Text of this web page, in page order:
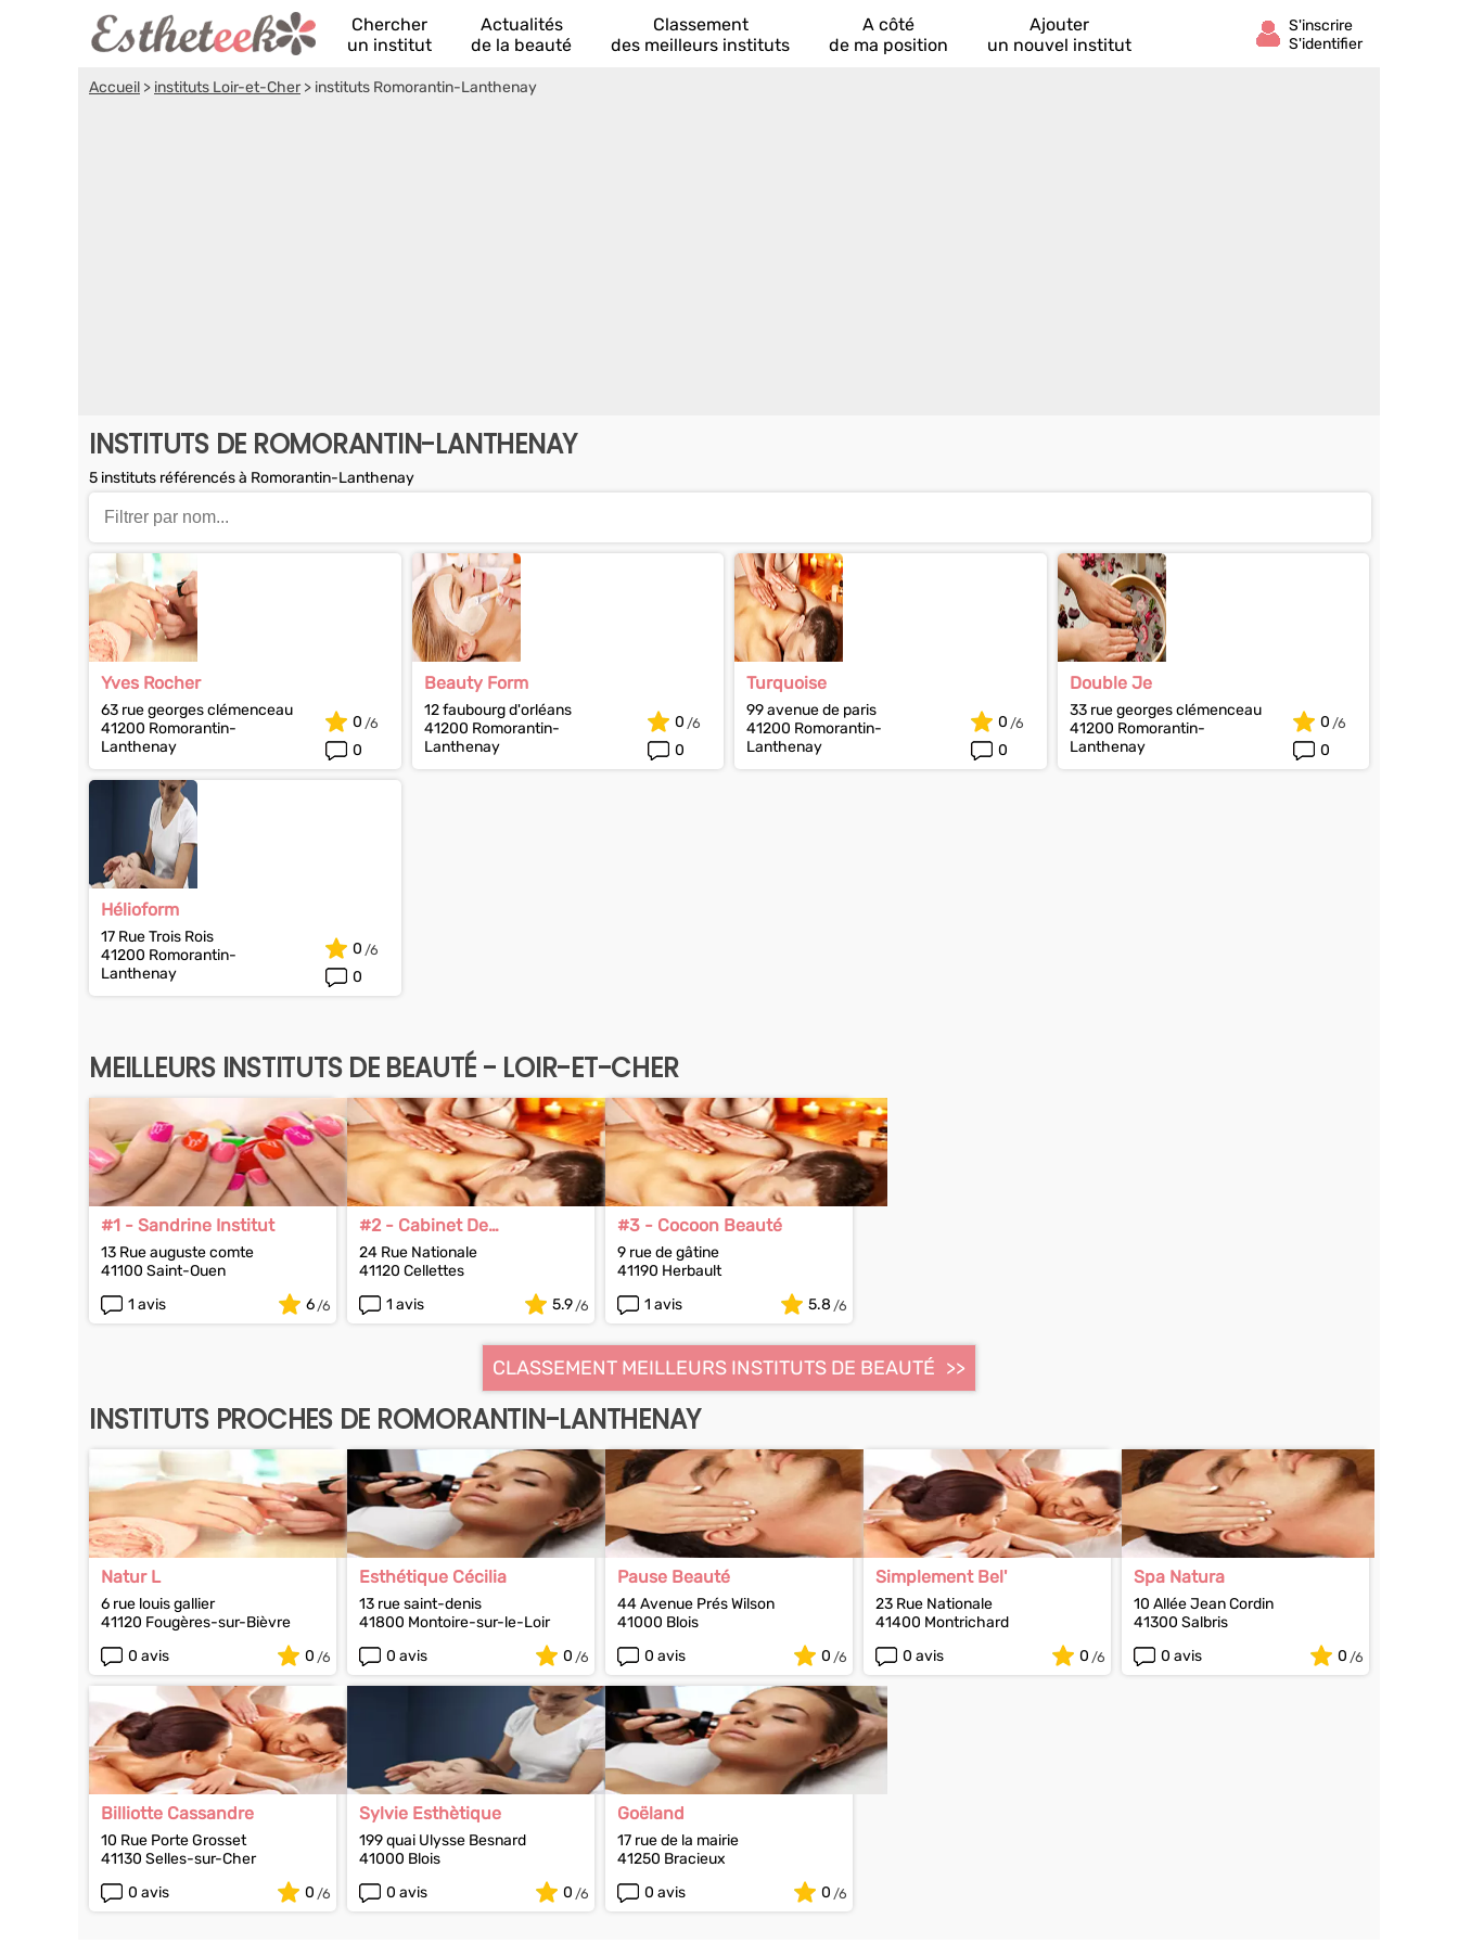
Chercher
un institut
Actualités
de la beauté
Classement
des meilleurs instituts
A côté
de ma position
Ajouter
un nouvel institut
Accueil > instituts Loir-et-Cher > instituts Romorantin-Lanthenay
INSTITUTS DE ROMORANTIN-LANTHENAY
5 instituts référencés à Romorantin-Lanthenay
Yves Rocher
63 rue georges clémenceau
41200 Romorantin-
Lanthenay
0
0
Beauty Form
12 faubourg d'orléans
41200 Romorantin-
Lanthenay
0
0
Turquoise
99 avenue de paris
41200 Romorantin-
Lanthenay
0
0
Double Je
33 rue georges clémenceau
41200 Romorantin-
Lanthenay
0
0
Hélioform
17 Rue Trois Rois
41200 Romorantin-
Lanthenay
0
0
MEILLEURS INSTITUTS DE BEAUTÉ - LOIR-ET-CHER
#1 - Sandrine Institut
13 Rue auguste comte
41100 Saint-Ouen
1 avis
6
#2 - Cabinet De
Phototherapie Charmille
24 Rue Nationale
41120 Cellettes
1 avis
5.9
#3 - Cocoon Beauté
9 rue de gâtine
41190 Herbault
1 avis
5.8
CLASSEMENT MEILLEURS INSTITUTS DE BEAUTÉ
INSTITUTS PROCHES DE ROMORANTIN-LANTHENAY
Natur L
6 rue louis gallier
41120 Fougères-sur-Bièvre
0 avis
0
Esthétique Cécilia
13 rue saint-denis
41800 Montoire-sur-le-Loir
0 avis
0
Pause Beauté
44 Avenue Prés Wilson
41000 Blois
0 avis
0
Simplement Bel'
23 Rue Nationale
41400 Montrichard
0 avis
0
Spa Natura
10 Allée Jean Cordin
41300 Salbris
0 avis
0
Billiotte Cassandre
10 Rue Porte Grosset
41130 Selles-sur-Cher
0 avis
0
Sylvie Esthètique
199 quai Ulysse Besnard
41000 Blois
0 avis
0
Goëland
17 rue de la mairie
41250 Bracieux
0 avis
0